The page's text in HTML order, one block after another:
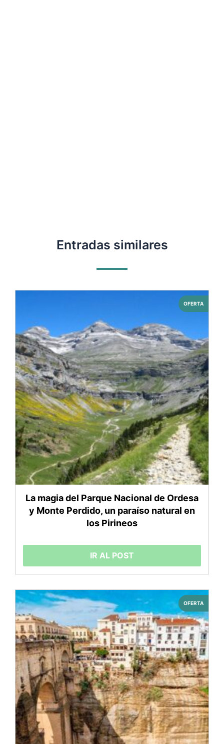
Entradas similares
OFERTA
La magia del Parque Nacional de Ordesa
y Monte Perdido, un paraíso natural en
los Pirineos
IR AL POST
OFERTA